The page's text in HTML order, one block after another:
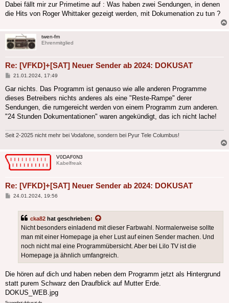
Dabei fällt mir zur Primetime auf : Was haben zwei Sendungen, in denen
die Hits von Roger Whittaker gezeigt werden, mit Dokumenation zu tun ?
twen-fm
Ehrenmitglied
Re: [VFKD]+[SAT] Neuer Sender ab 2024: DOKUSAT
Beitrag
21.01.2024, 17:49
Gar nichts. Das Programm ist genauso wie alle anderen Programme
dieses Betreibers nichts anderes als eine "Reste-Rampe" derer
Sendungen, die rumgereicht werden von einem Programm zum anderen.
"24 Stunden Dokumentationen" waren angekündigt, das ich nicht lache!
Seit 2-2025 nicht mehr bei Vodafone, sondern bei Pyur Tele Columbus!
V0DAF0N3
Kabelfreak
Re: [VFKD]+[SAT] Neuer Sender ab 2024: DOKUSAT
Beitrag
24.01.2024, 19:56
cka82 hat geschrieben:
Nicht besonders einladend mit dieser Farbwahl. Normalerweise sollte
man mit einer Homepage ja eher Lust auf einen Sender machen. Und
noch nicht mal eine Programmübersicht. Aber bei Lilo TV ist die
Homepage ja ähnlich umfangreich.
Die hören auf dich und haben neben dem Programm jetzt als Hintergrund
statt purem Schwarz den Draufblick auf Mutter Erde.
DOKUS_WEB.jpg